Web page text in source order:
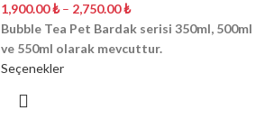
1,900.00₺ – 2,750.00₺
Bubble Tea Pet Bardak serisi 350ml, 500ml
ve 550ml olarak mevcuttur.
Seçenekler